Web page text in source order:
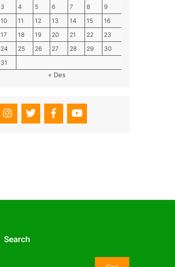
3
4 5 6 7 8
9
10
11 12 13 14 15
16
17
18 19 20 21 22
23
24
25 26 27 28 29
30
31
« Des
Search